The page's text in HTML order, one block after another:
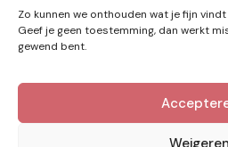
Zo kunnen we onthouden wat je fijn
Geef je geen toestemming, dan werkt
gewend bent.
Weigeren
Kennis van Energie
Abonner op